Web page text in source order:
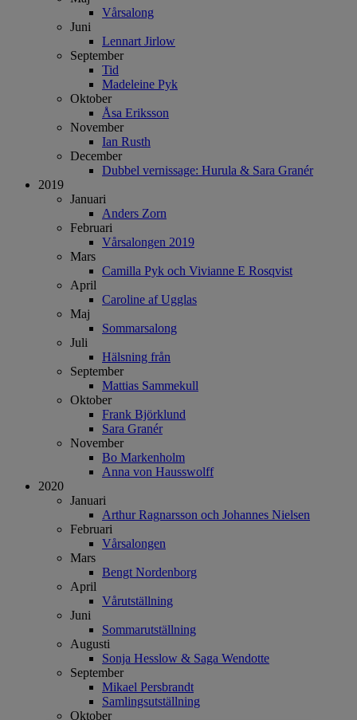
Vårsalong
Juni
Lennart Jirlow
September
Tid
Madeleine Pyk
Oktober
Åsa Eriksson
November
Ian Rusth
December
Dubbel vernissage: Hurula & Sara Granér
2019
Januari
Anders Zorn
Februari
Vårsalongen 2019
Mars
Camilla Pyk och Vivianne E Rosqvist
April
Caroline af Ugglas
Maj
Sommarsalong
Juli
Hälsning från
September
Mattias Sammekull
Oktober
Frank Björklund
Sara Granér
November
Bo Markenholm
Anna von Hausswolff
2020
Januari
Arthur Ragnarsson och Johannes Nielsen
Februari
Vårsalongen
Mars
Bengt Nordenborg
April
Vårutställning
Juni
Sommarutställning
Augusti
Sonja Hesslow & Saga Wendotte
September
Mikael Persbrandt
Samlingsutställning
Oktober